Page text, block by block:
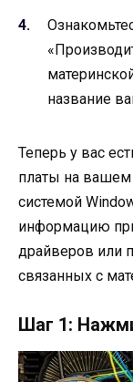
название
Теперь у вас
платы на
системой
информацию
драйверов или
связанных с
Шаг 1: